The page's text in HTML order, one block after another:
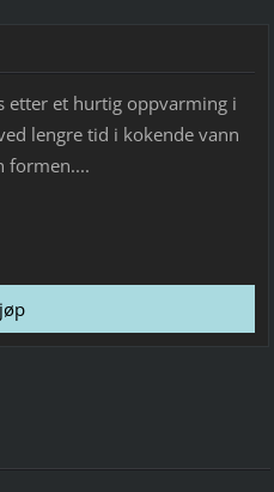
etter et hurtig oppvarming i
lengre tid i kokende vann
formen....